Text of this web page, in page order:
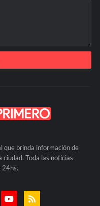
que brinda información de
Toda las noticias
24hs.